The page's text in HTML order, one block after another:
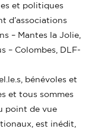
et politiques
d’associations
– Mantes la Jolie,
– Colombes, DLF-
bénévoles et
et tous sommes
point de vue
est inédit,